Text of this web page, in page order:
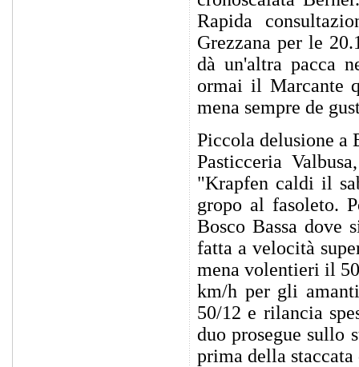
Rapida
Grezzana per le
dà un'altra pacca
ormai il Marcante
mena sempre de
Piccola delusione a
Pasticceria
"Krapfen caldi il
gropo al fasoleto.
Bosco Bassa dove
fatta a velocità
mena volentieri il
km/h per gli
50/12 e rilancia
duo prosegue sullo
prima della